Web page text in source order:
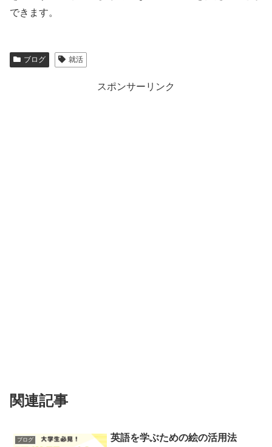
できます。
ブログ 就活
スポンサーリンク
関連記事
ブログ 英語を学ぶための絵の活用法